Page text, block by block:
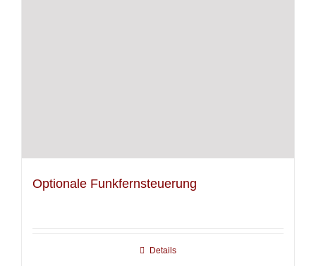
Optionale Funkfernsteuerung
Details